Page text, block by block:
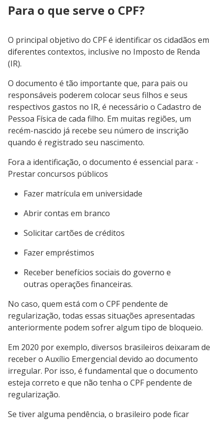
Para o que serve o CPF?
O principal objetivo do CPF é identificar os cidadãos em
diferentes contextos, inclusive no Imposto de Renda
(IR).
O documento é tão importante que, para pais ou
responsáveis poderem colocar seus filhos e seus
respectivos gastos no IR, é necessário o Cadastro de
Pessoa Física de cada filho. Em muitas regiões, um
recém-nascido já recebe seu número de inscrição
quando é registrado seu nascimento.
Fora a identificação, o documento é essencial para: -
Prestar concursos públicos
Fazer matrícula em universidade
Abrir contas em branco
Solicitar cartões de créditos
Fazer empréstimos
Receber benefícios sociais do governo e
outras operações financeiras.
No caso, quem está com o CPF pendente de
regularização, todas essas situações apresentadas
anteriormente podem sofrer algum tipo de bloqueio.
Em 2020 por exemplo, diversos brasileiros deixaram de
receber o Auxílio Emergencial devido ao documento
irregular. Por isso, é fundamental que o documento
esteja correto e que não tenha o CPF pendente de
regularização.
Se tiver alguma pendência, o brasileiro pode ficar